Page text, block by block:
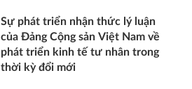
thủ nguồn lực phát triển*
Sự phát triển nhận thức lý luận
của Đảng Cộng sản Việt Nam về
phát triển kinh tế tư nhân trong
thời kỳ đổi mới